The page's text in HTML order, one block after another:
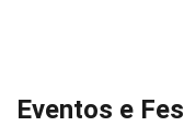
Eventos e